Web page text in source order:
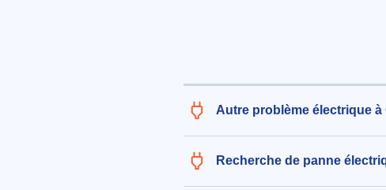
pour portail coulissant métallique
220€ TTC
aux alentours de Rue du 140ème R.I.A.
Grenoble (38000)
le 03/08/2026 à 12:00
Autre problème électrique à
Recherche de panne